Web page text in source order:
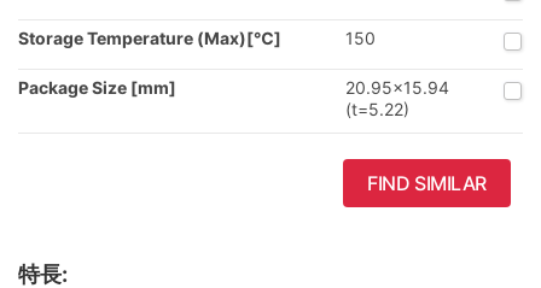
Storage Temperature (Max)[℃] 150
Package Size [mm]
20.95x15.94
(t=5.22)
FIND SIMILAR
特長: